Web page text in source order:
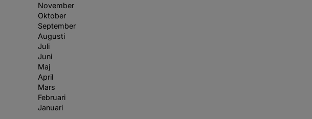
November
Oktober
September
Augusti
Juli
Juni
Maj
April
Mars
Februari
Januari